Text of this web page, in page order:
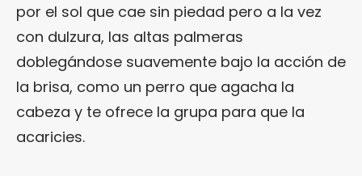
por el sol que cae sin piedad pero a la vez
con dulzura, las altas palmeras
doblegándose suavemente bajo la acción de
la brisa, como un perro que agacha la
cabeza y te ofrece la grupa para que la
acaricies.